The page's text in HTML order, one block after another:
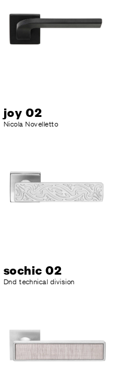
joy 02
Nicola Novelletto
sochic 02
Dnd technical division